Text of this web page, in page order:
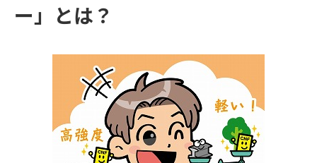
大学・短大以外の資料から請求
専門学校の資料請求 大学院の資料請求
ー」とは？